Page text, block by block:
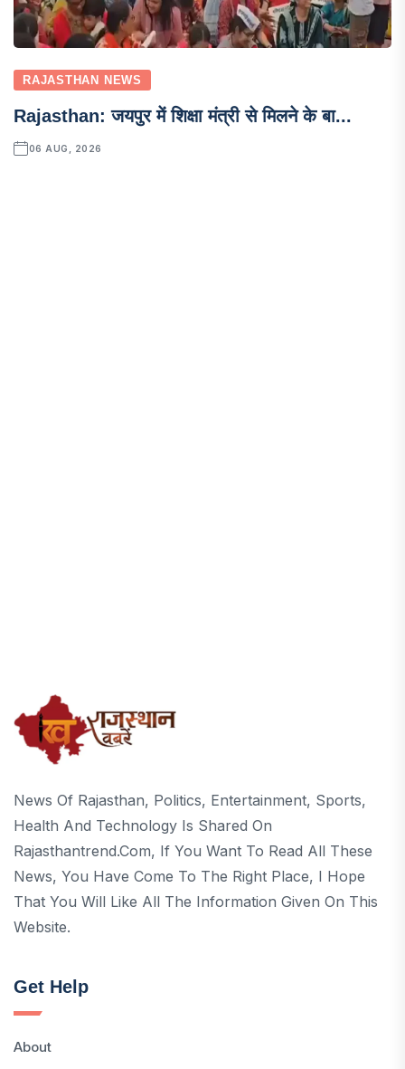
RAJASTHAN NEWS
Rajasthan: जयपुर में शिक्षा मंत्री से मिलने के बा...
06 AUG, 2026
News Of Rajasthan, Politics, Entertainment, Sports,
Health And Technology Is Shared On
Rajasthantrend.com, If You Want To Read All These
News, You Have Come To The Right Place, I Hope
That You Will Like All The Information Given On This
Website.
Get Help
About